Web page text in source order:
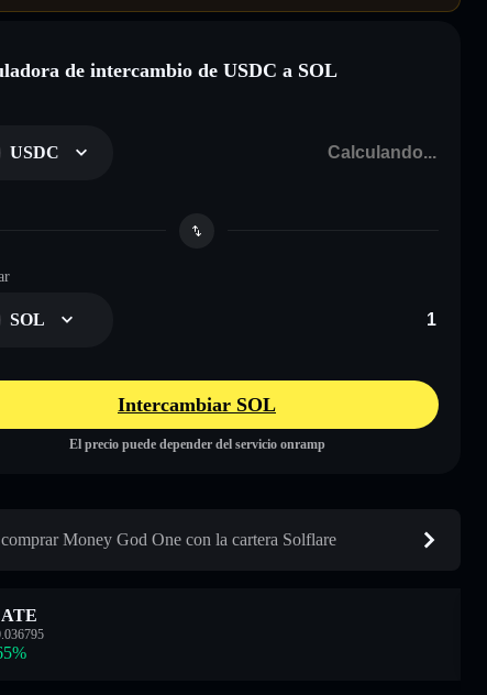
de intercambio de USDC a SOL
USDC
SOL
Intercambiar SOL
El precio puede depender del servicio onramp
Money God One con la cartera Solflare
%